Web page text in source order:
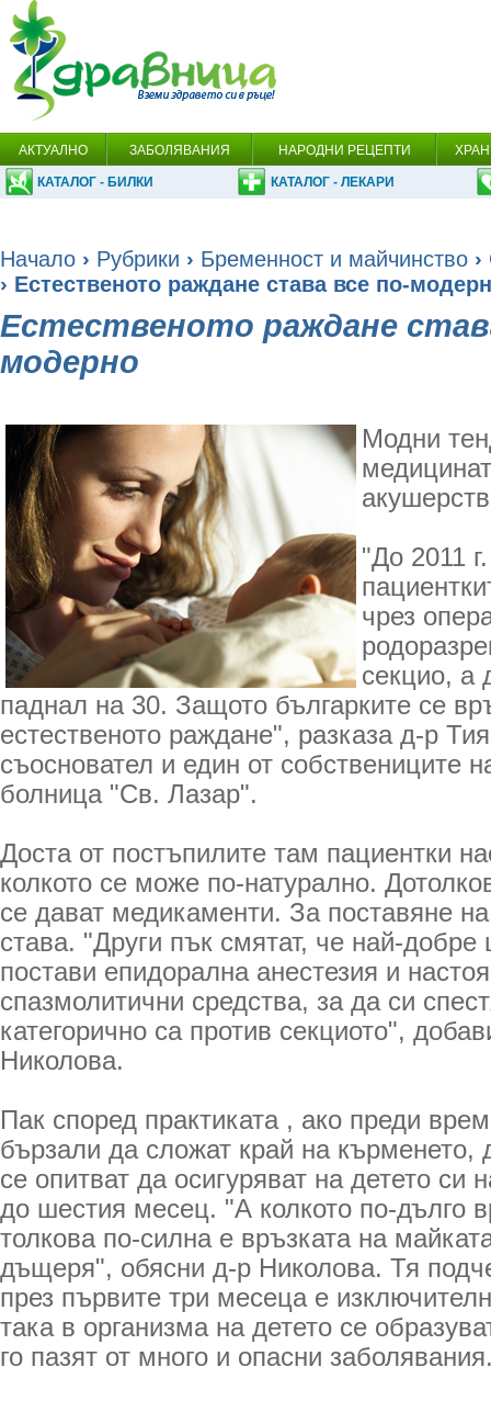
АКТУАЛНО ЗАБОЛЯВАНИЯ НАРОДНИ РЕЦЕПТИ
КАТАЛОГ - БИЛКИ КАТАЛОГ - ЛЕКАРИ
Начало › Рубрики › Бременност и майчинство ›
› Естественото раждане става все по-
Естественото раждане
модерно
Модни
"До 2011
чрез
секцио, а
паднал на 30. Защото българките се
естественото раждане", разказа д-р
съосновател и един от собствениците
болница "Св. Лазар".
Доста от постъпилите там пациентки
колкото се може по-натурално.
се дават медикаменти. За поставяне
става. "Други пък смятат, че най-
постави епидорална анестезия и
спазмолитични средства, за да си
категорично са против секциото",
Николова.
Пак според практиката , ако преди
бързали да сложат край на кърменето,
се опитват да осигуряват на детето си
до шестия месец. "А колкото по-дълго
толкова по-силна е връзката на
дъщеря", обясни д-р Николова. Тя
през първите три месеца е
така в организма на детето се
го пазят от много и опасни